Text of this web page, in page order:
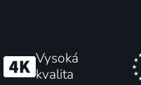
Vysoká
kvalita